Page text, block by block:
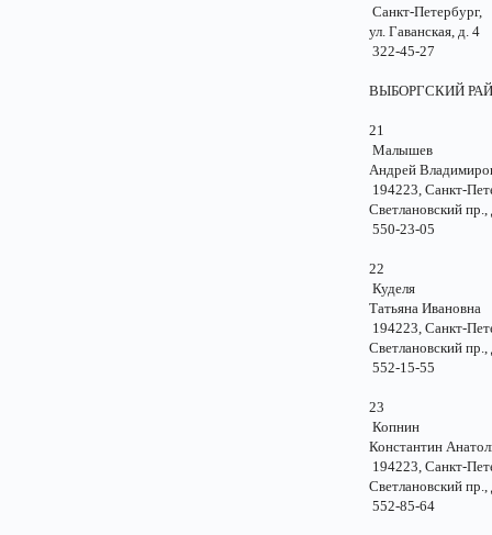
Санкт-
ул. Гаванская,
322-45-27
21
Малышев
Андрей
194223, Санкт-
Светлановский
550-23-05
22
Куделя
Татьяна
194223, Санкт-
Светлановский
552-15-55
23
Копнин
Константин
194223, Санкт-
Светлановский
552-85-64